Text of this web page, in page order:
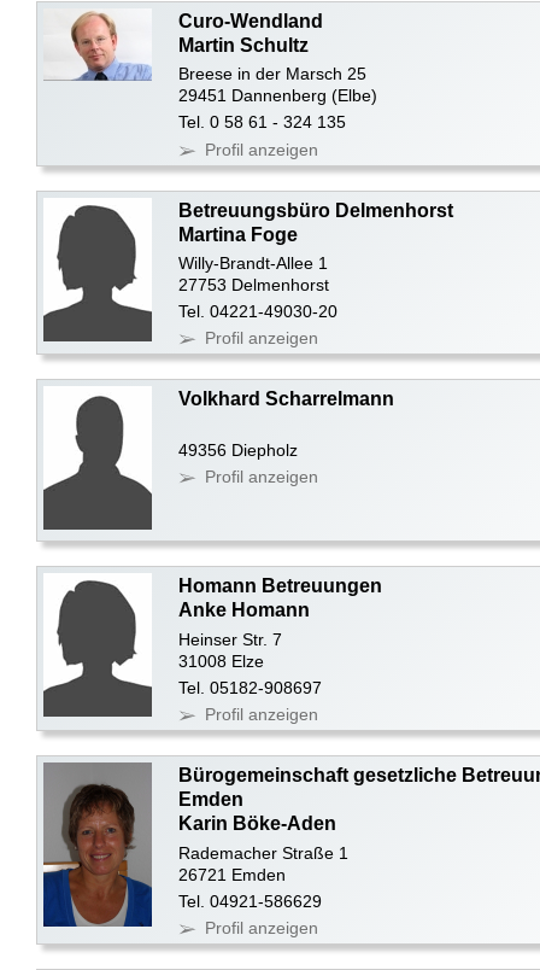
Curo-Wendland
Martin Schultz
Breese in der Marsch 25
29451 Dannenberg (Elbe)
Tel. 0 58 61 - 324 135
Profil anzeigen
Betreuungsbüro Delmenhorst
Martina Foge
Willy-Brandt-Allee 1
27753 Delmenhorst
Tel. 04221-49030-20
Profil anzeigen
Volkhard Scharrelmann
49356 Diepholz
Profil anzeigen
Homann Betreuungen
Anke Homann
Heinser Str. 7
31008 Elze
Tel. 05182-908697
Profil anzeigen
Bürogemeinschaft gesetzliche
Emden
Karin Böke-Aden
Rademacher Straße 1
26721 Emden
Tel. 04921-586629
Profil anzeigen